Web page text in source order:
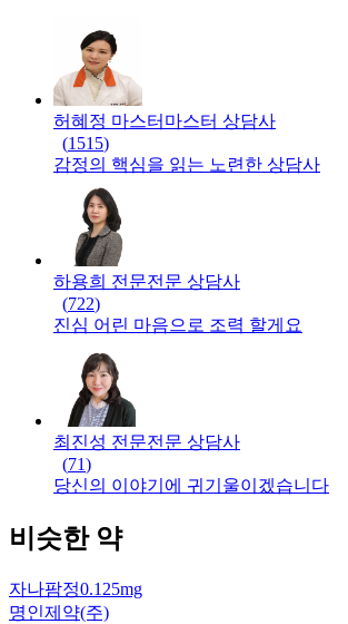
허혜정 마스터 마스터 상담사
(1515)
감정의 핵심을 읽는 노련한 상담사
하용희 전문전문 상담사
(722)
진심 어린 마음으로 조력 할게요
최진성 전문전문 상담사
(71)
당신의 이야기에 귀기울이겠습니다
비슷한 약
자나팜정0.125mg
명인제약(주)